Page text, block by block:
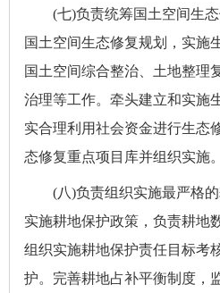
(七)负责统筹国土空间生
国土空间生态修复规划，实施
国土空间综合整治、土地整理
治理等工作。牵头建立和实施
实合理利用社会资金进行生态
态修复重点项目库并组织实施。
(八)负责组织实施最严格
实施耕地保护政策，负责耕地
组织实施耕地保护责任目标考
护。完善耕地占补平衡制度，